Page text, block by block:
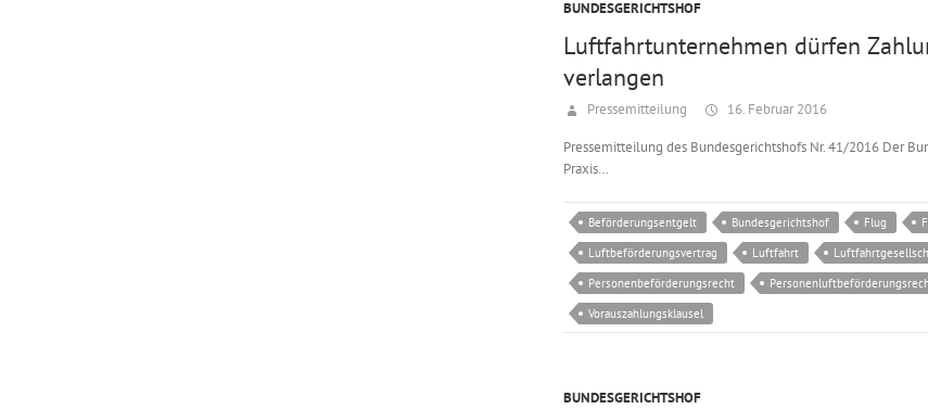
BUNDESGERICHTSHOF
Luftfahrtunternehmen dürfen
verlangen
Pressemitteilung 16. Februar 2016
Pressemitteilung des Bundesgerichtshofs Nr. 41/2016 Der
Praxis…
Beförderungsentgelt Bundesgerichtshof Flug
Luftbeförderungsvertrag
Luftfahrt
Personenbeförderungsrecht
Vorauszahlungsklausel
BUNDESGERICHTSHOF